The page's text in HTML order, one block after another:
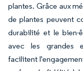
plantes. Grâce aux
de plantes peuvent
durabilité et le bien-
avec les grandes
facilitent